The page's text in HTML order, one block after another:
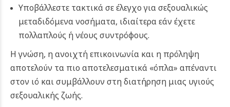
Υποβάλλεστε τακτικά σε έλεγχο για σεξουαλικώς
μεταδιδόμενα νοσήματα, ιδιαίτερα εάν έχετε
πολλαπλούς ή νέους συντρόφους.
Η γνώση, η ανοιχτή επικοινωνία και η πρόληψη
αποτελούν τα πιο αποτελεσματικά «όπλα» απέναντι
στον ιό και συμβάλλουν στη διατήρηση μιας υγιούς
σεξουαλικής ζωής.